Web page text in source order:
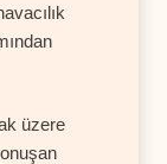
üzere